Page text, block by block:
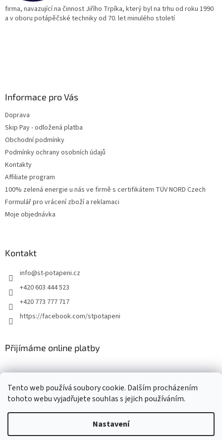
Tento web používá soubory cookie. Dalším procházením
tohoto webu vyjadřujete souhlas s jejich používáním.
Nastavení
firma, navazující na činnost Jiřího Trpíka, který byl na trhu od roku 1990
a v oboru potápěčské techniky od 70. let minulého století
Informace pro Vás
Doprava
Skip Pay - odložená platba
Obchodní podmínky
Podmínky ochrany osobních údajů
Kontakty
Affiliate program
100% zelená energie u nás ve firmě s certifikátem TÜV NORD Czech
Formulář pro vrácení zboží a reklamaci
Moje objednávka
Kontakt
info@st-potapeni.cz
+420 603 444 523
+420 773 777 717
https://facebook.com/stpotapeni
Přijímáme online platby